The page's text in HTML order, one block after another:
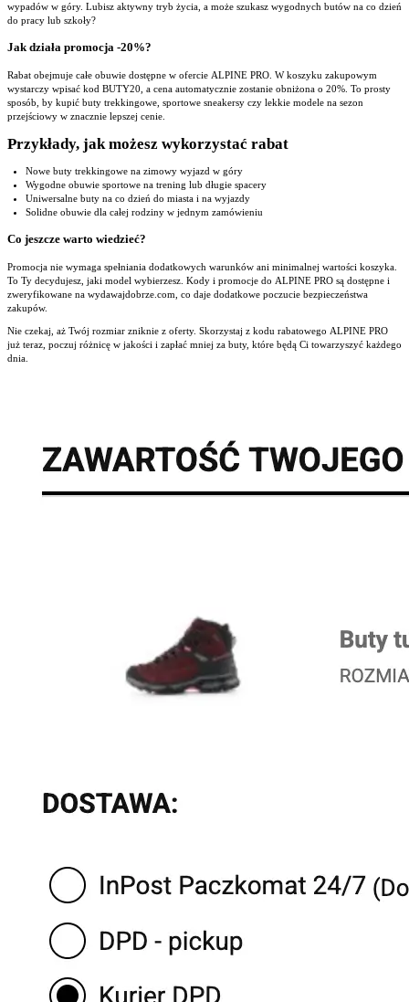
wypadów w góry. Lubisz aktywny tryb życia, a może szukasz wygodnych butów na co dzień
do pracy lub szkoły?
Jak działa promocja -20%?
Rabat obejmuje całe obuwie dostępne w ofercie ALPINE PRO. W koszyku zakupowym
wystarczy wpisać kod BUTY20, a cena automatycznie zostanie obniżona o 20%. To prosty
sposób, by kupić buty trekkingowe, sportowe sneakersy czy lekkie modele na sezon
przejściowy w znacznie lepszej cenie.
Przykłady, jak możesz wykorzystać rabat
Nowe buty trekkingowe na zimowy wyjazd w góry
Wygodne obuwie sportowe na trening lub długie spacery
Uniwersalne buty na co dzień do miasta i na wyjazdy
Solidne obuwie dla całej rodziny w jednym zamówieniu
Co jeszcze warto wiedzieć?
Promocja nie wymaga spełniania dodatkowych warunków ani minimalnej wartości koszyka.
To Ty decydujesz, jaki model wybierzesz. Kody i promocje do ALPINE PRO są dostępne i
zweryfikowane na wydawajdobrze.com, co daje dodatkowe poczucie bezpieczeństwa
zakupów.
Nie czekaj, aż Twój rozmiar zniknie z oferty. Skorzystaj z kodu rabatowego ALPINE PRO
już teraz, poczuj różnicę w jakości i zapłać mniej za buty, które będą Ci towarzyszyć każdego
dnia.